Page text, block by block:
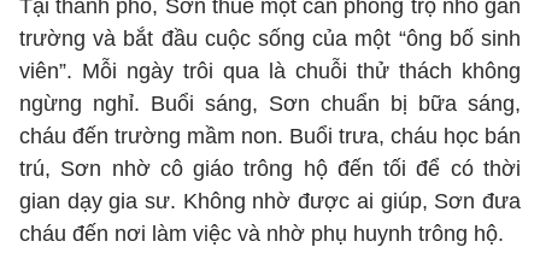
Tại thành phố, Sơn thuê một căn phòng trọ nhỏ gần
trường và bắt đầu cuộc sống của một “ông bố sinh
viên”. Mỗi ngày trôi qua là chuỗi thử thách không
ngừng nghỉ. Buổi sáng, Sơn chuẩn bị bữa sáng,
cháu đến trường mầm non. Buổi trưa, cháu học bán
trú, Sơn nhờ cô giáo trông hộ đến tối để có thời
gian dạy gia sư. Không nhờ được ai giúp, Sơn đưa
cháu đến nơi làm việc và nhờ phụ huynh trông hộ.